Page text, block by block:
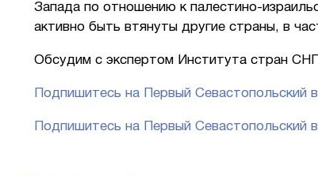
Запада по отношению к палестино-
активно быть втянуты другие страны, в
Обсудим с экспертом Института стран
Подпишитесь на Первый Севастопольский
Подпишитесь на Первый Севастопольский